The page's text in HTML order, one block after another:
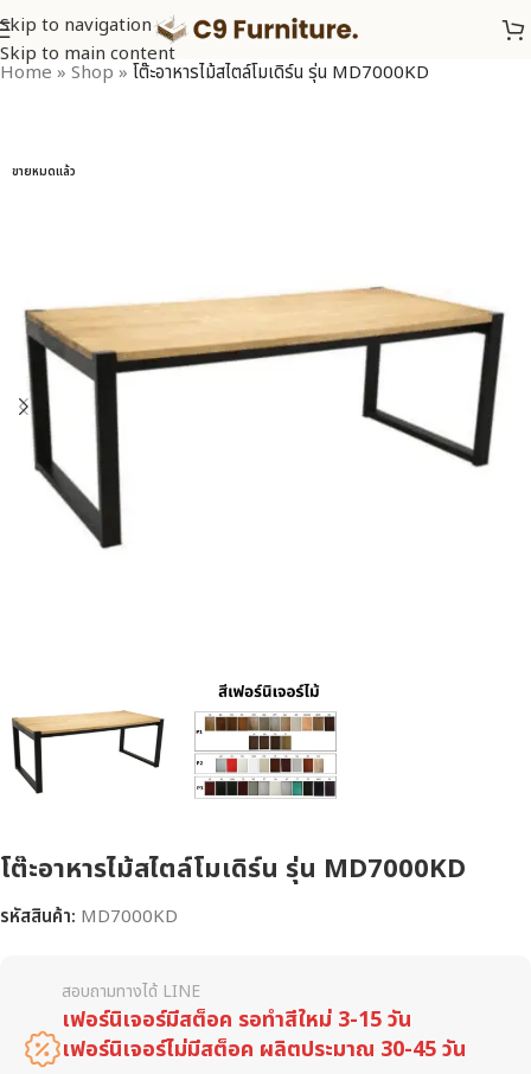
Skip to navigation
Skip to main content
Home » Shop » โต๊ะอาหารไม้สไตล์โมเดิร์น รุ่น MD7000KD
ขายหมดแล้ว
โต๊ะอาหารไม้สไตล์โมเดิร์น รุ่น MD7000KD
รหัสสินค้า: MD7000KD
สอบถามทางได้ LINE
เฟอร์นิเจอร์มีสต็อค รอทำสีใหม่ 3-15 วัน
เฟอร์นิเจอร์ไม่มีสต็อค ผลิตประมาณ 30-45 วัน